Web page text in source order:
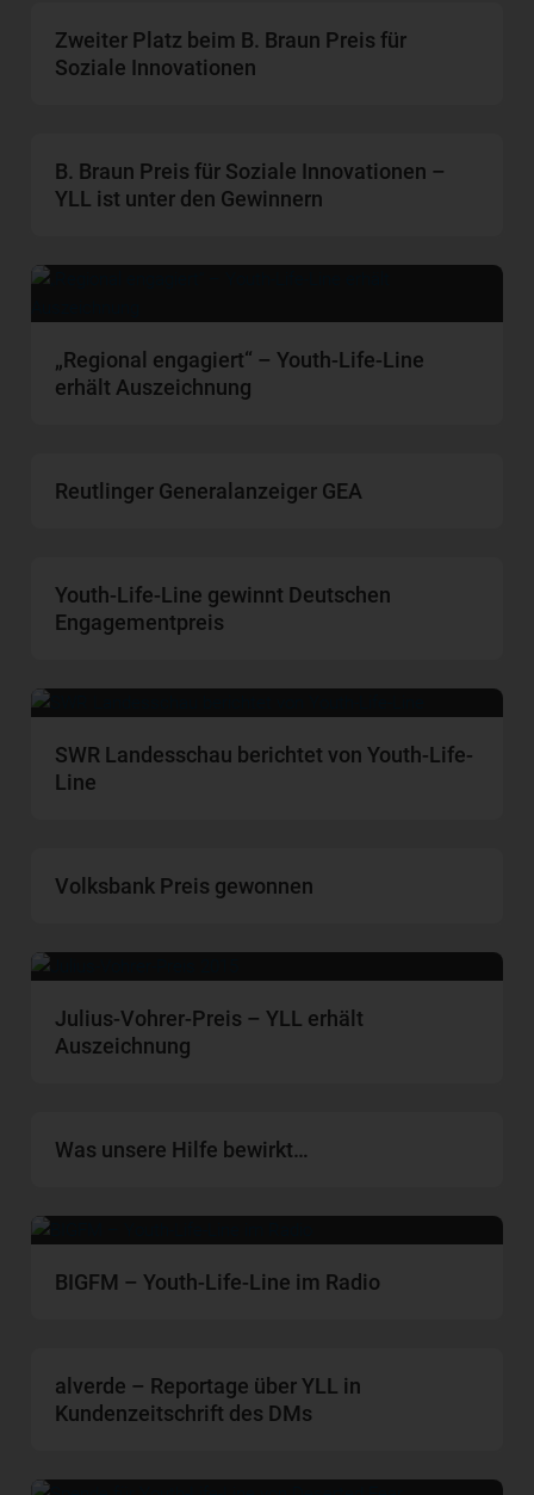
Zweiter Platz beim B. Braun Preis für
Soziale Innovationen
B. Braun Preis für Soziale Innovationen –
YLL ist unter den Gewinnern
„Regional engagiert“ – Youth-Life-Line
erhält Auszeichnung
Reutlinger Generalanzeiger GEA
Youth-Life-Line gewinnt Deutschen
Engagementpreis
SWR Landesschau berichtet von Youth-Life-
Line
Volksbank Preis gewonnen
Julius-Vohrer-Preis – YLL erhält
Auszeichnung
Was unsere Hilfe bewirkt…
BIGFM – Youth-Life-Line im Radio
alverde – Reportage über YLL in
Kundenzeitschrift des DMs